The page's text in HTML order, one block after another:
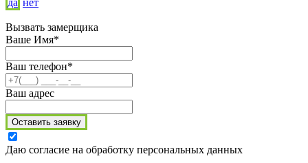
да нет
Вызвать замерщика
Ваше Имя*
Ваш телефон*
Ваш адрес
Оставить заявку
Даю согласие на обработку персональных данных